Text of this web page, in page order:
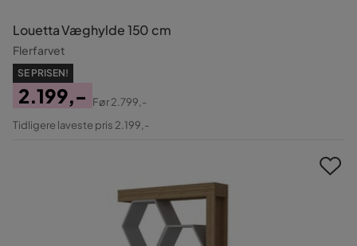
Louetta Væghylde 150 cm
Flerfarvet
SE PRISEN!
Pris
2.199,-
Original
Før2.799,-
Tidligere laveste pris 2.199,-